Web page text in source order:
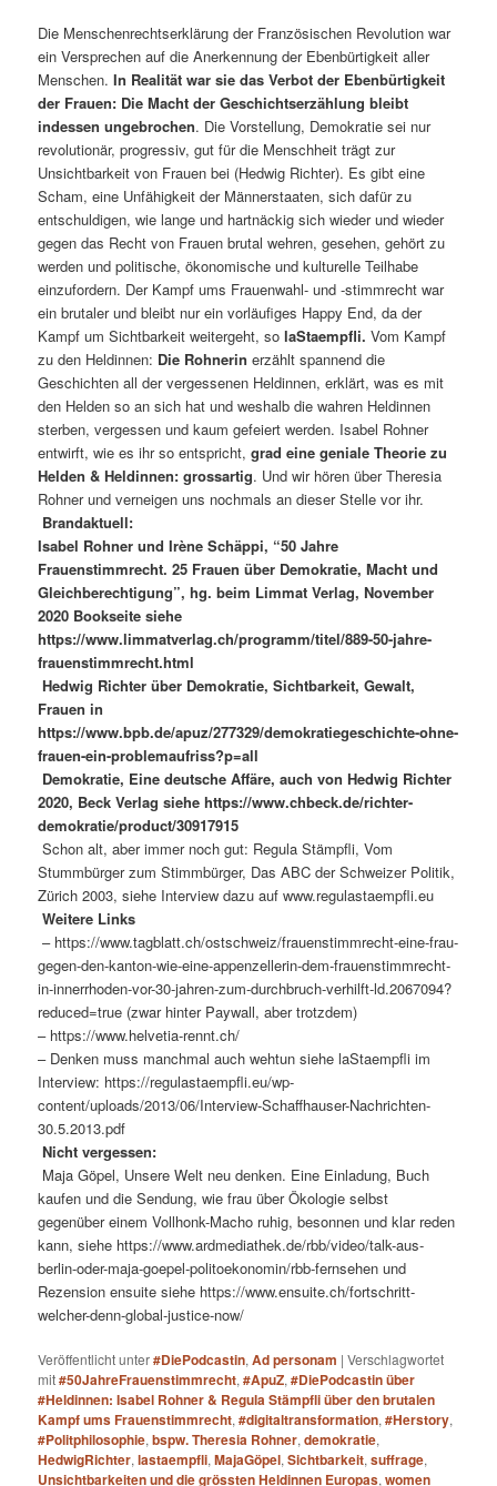
Die Menschenrechtserklärung der Französischen Revolution war
ein Versprechen auf die Anerkennung der Ebenbürtigkeit aller
Menschen.In Realität war sie das Verbot der Ebenbürtigkeit
der Frauen: Die Macht der Geschichtserzählung bleibt
indessen ungebrochen. Die Vorstellung, Demokratie sei nur
revolutionär, progressiv, gut für die Menschheit trägt zur
Unsichtbarkeit von Frauen bei (Hedwig Richter). Es gibt eine
Scham, eine Unfähigkeit der Männerstaaten, sich dafür zu
entschuldigen, wie lange und hartnäckig sich wieder und wieder
gegen das Recht von Frauen brutal wehren, gesehen, gehört zu
werden und politische, ökonomische und kulturelle Teilhabe
einzufordern. Der Kampf ums Frauenwahl- und -stimmrecht war
ein brutaler und bleibt nur ein vorläufiges Happy End, da der
Kampf um Sichtbarkeit weitergeht, solaStaempfli.Vom Kampf
zu den Heldinnen: Die Rohnerin erzählt spannend die
Geschichten all der vergessenen Heldinnen, erklärt, was es mit
den Helden so an sich hat und weshalb die wahren Heldinnen
sterben, vergessen und kaum gefeiert werden. Isabel Rohner
entwirft, wie es ihr so entspricht,grad eine geniale Theorie zu
Helden & Heldinnen: grossartig. Und wir hören über Theresia
Rohner und verneigen uns nochmals an dieser Stelle vor ihr.
Brandaktuell:
Isabel Rohner und Irène Schäppi, “50 Jahre
Frauenstimmrecht. 25 Frauen über Demokratie, Macht und
Gleichberechtigung”, hg. beim Limmat Verlag, November
2020 Bookseite siehe
https://www.limmatverlag.ch/programm/titel/889-50-jahre-
frauenstimmrecht.html
Hedwig Richter über Demokratie, Sichtbarkeit, Gewalt,
Frauen in
https://www.bpb.de/apuz/277329/demokratiegeschichte-ohne-
frauen-ein-problemaufriss?p=all
Demokratie, Eine deutsche Affäre, auch von Hedwig Richter
2020, Beck Verlag siehe https://www.chbeck.de/richter-
demokratie/product/30917915
Schon alt, aber immer noch gut: Regula Stämpfli, Vom
Stummbürger zum Stimmbürger, Das ABC der Schweizer Politik,
Zürich 2003, siehe Interview dazu auf www.regulastaempfli.eu
Weitere Links
– https://www.tagblatt.ch/ostschweiz/frauenstimmrecht-eine-frau-
gegen-den-kanton-wie-eine-appenzellerin-dem-frauenstimmrecht-
in-innerrhoden-vor-30-jahren-zum-durchbruch-verhilft-ld.2067094?
reduced=true (zwar hinter Paywall, aber trotzdem)
– https://www.helvetia-rennt.ch/
– Denken muss manchmal auch wehtun siehe laStaempfli im
Interview: https://regulastaempfli.eu/wp-
content/uploads/2013/06/Interview-Schaffhauser-Nachrichten-
30.5.2013.pdf
Nicht vergessen:
Maja Göpel, Unsere Welt neu denken. Eine Einladung, Buch
kaufen und die Sendung, wie frau über Ökologie selbst
gegenüber einem Vollhonk-Macho ruhig, besonnen und klar reden
kann, siehe https://www.ardmediathek.de/rbb/video/talk-aus-
berlin-oder-maja-goepel-politoekonomin/rbb-fernsehen und
Rezension ensuite siehe https://www.ensuite.ch/fortschritt-
welcher-denn-global-justice-now/
Veröffentlicht unter#DiePodcastin,Ad personam |Verschlagwortet
mit#50JahreFrauenstimmrecht,#ApuZ,#DiePodcastin über
#Heldinnen: Isabel Rohner & Regula Stämpfli über den brutalen
Kampf ums Frauenstimmrecht,#digitaltransformation,#Herstory,
#Politphilosophie,bspw. Theresia Rohner,demokratie,
HedwigRichter,lastaempfli,MajaGöpel,Sichtbarkeit,suffrage,
Unsichtbarkeiten und die grössten Heldinnen Europas,women